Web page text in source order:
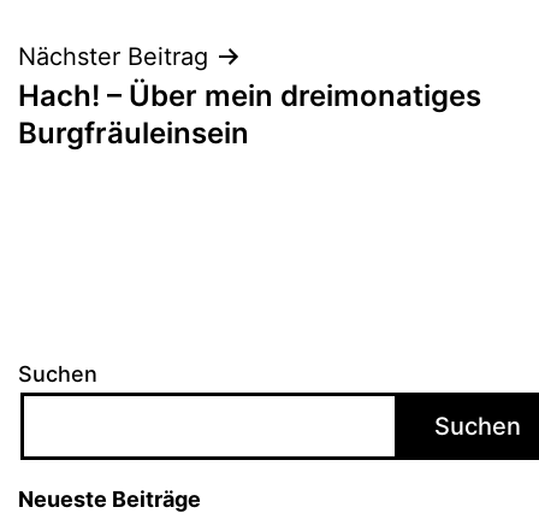
Nächster Beitrag
Hach! – Über mein dreimonatiges
Burgfräuleinsein
Suchen
Suchen
Neueste Beiträge